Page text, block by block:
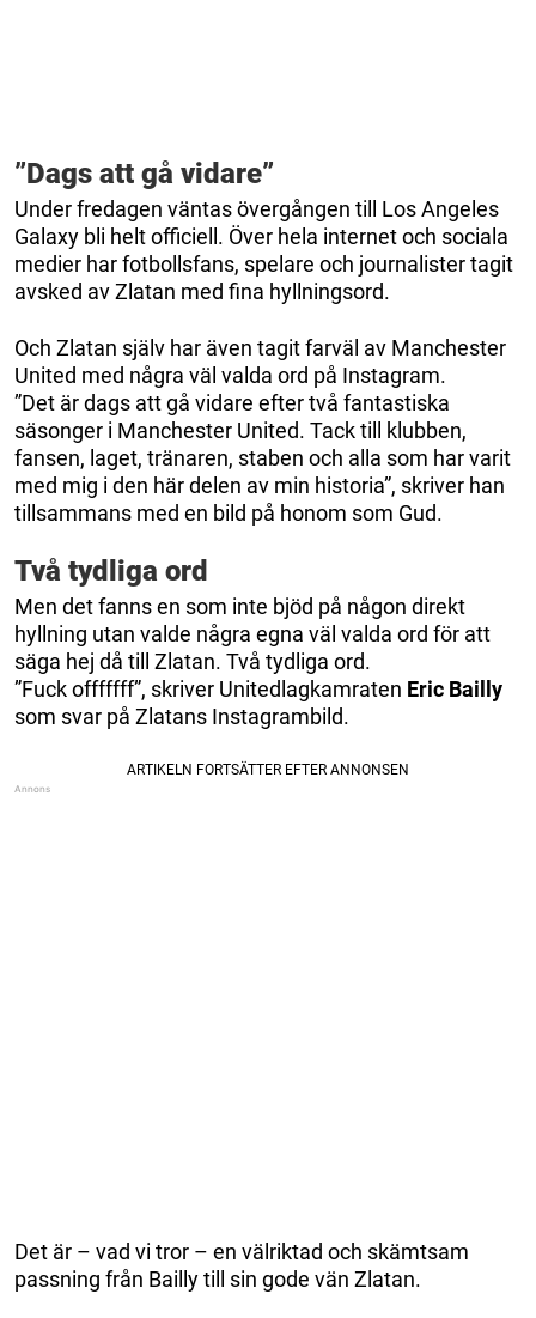
”Dags att gå vidare”
Under fredagen väntas övergången till Los Angeles
Galaxy bli helt officiell. Över hela internet och sociala
medier har fotbollsfans, spelare och journalister tagit
avsked av Zlatan med fina hyllningsord.
Och Zlatan själv har även tagit farväl av Manchester
United med några väl valda ord på Instagram.
”Det är dags att gå vidare efter två fantastiska
säsonger i Manchester United. Tack till klubben,
fansen, laget, tränaren, staben och alla som har varit
med mig i den här delen av min historia”, skriver han
tillsammans med en bild på honom som Gud.
Två tydliga ord
Men det fanns en som inte bjöd på någon direkt
hyllning utan valde några egna väl valda ord för att
säga hej då till Zlatan. Två tydliga ord.
”Fuck offfffff”, skriver Unitedlagkamraten Eric Bailly
som svar på Zlatans Instagrambild.
Det är – vad vi tror – en välriktad och skämtsam
passning från Bailly till sin gode vän Zlatan.